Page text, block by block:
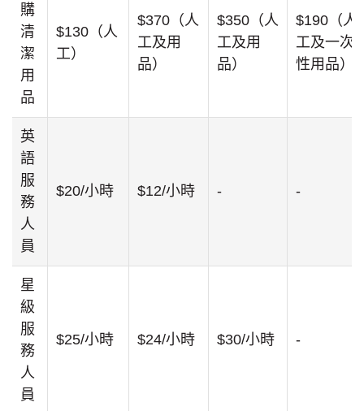
購
清
潔
用
品
$130（人
工）
$370（人
工及用
品）
$350（人
工及用
品）
$190（人
工及一次
性用品）
英
語
服
務
人
員
$20/小時 $12/小時 - -
星
級
服
務
人
員
$25/小時 $24/小時 $30/小時 -